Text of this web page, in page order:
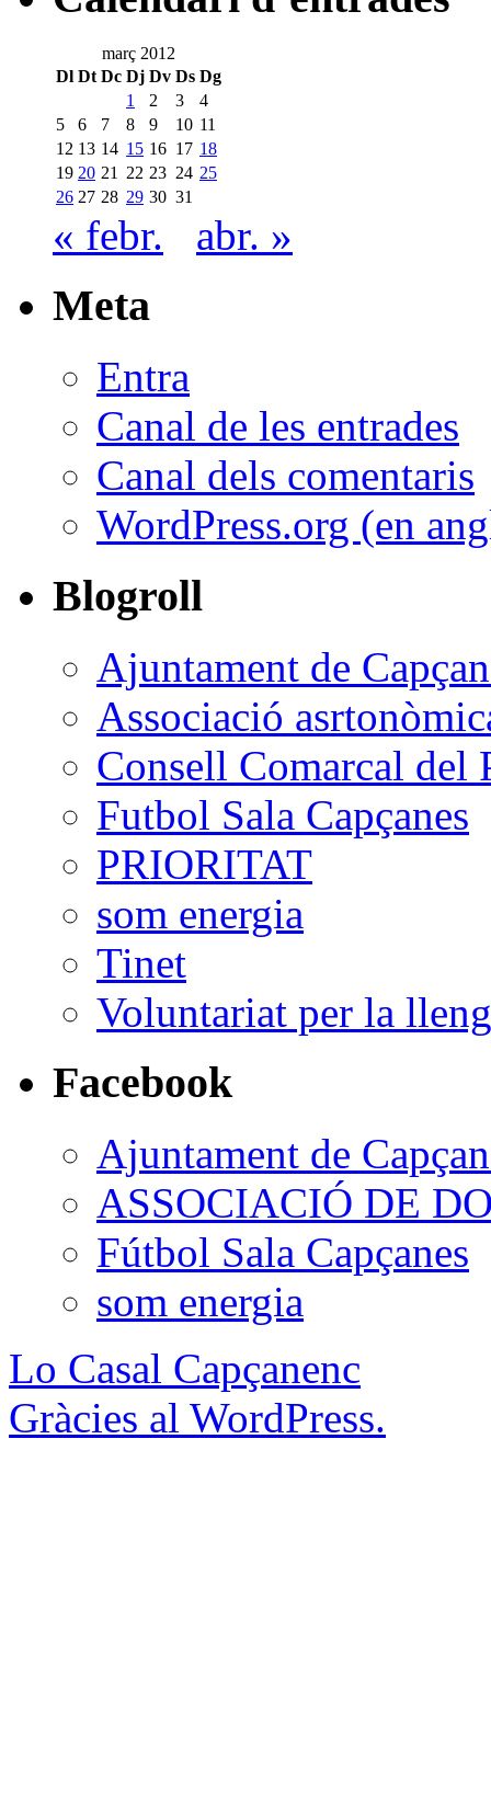
març 2012
Dl Dt Dc Dj Dv Ds Dg
1
2 3
4
5
6 7 8 9 10 11
12 13 14 15 16 17 18
19 20 21 22 23 24 25
26 27 28 29 30 31
« febr. abr. »
Meta
Entra
Canal de les entrades
Canal dels comentaris
WordPress.org (en
Blogroll
Ajuntament de
Associació
Consell Comarcal del
Futbol Sala Capçanes
PRIORITAT
som energia
Tinet
Voluntariat per la
Facebook
Ajuntament de
ASSOCIACIÓ DE
Fútbol Sala Capçanes
som energia
Lo Casal Capçanenc
Gràcies al WordPress.